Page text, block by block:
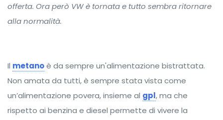
offerta. Ora però VW è tornata e tutto sembra ritornare
alla normalità.
Il metanoè da sempre un'alimentazione bistrattata.
Non amata da tutti, è sempre stata vista come
un’alimentazione povera, insieme al gpl, ma che
rispetto ai benzina e diesel permette di vivere la